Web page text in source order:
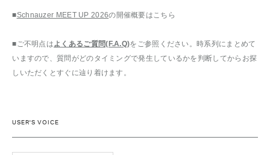
■Schnauzer MEET UP 2026の開催概要はこちら
■ご不明点はよくあるご質問(F.A.Q)をご参照ください。時系列にまとめて
いますので、質問がどのタイミングで発生しているかを判断してからお探
しいただくとすぐに辿り着けます。
USER'S VOICE